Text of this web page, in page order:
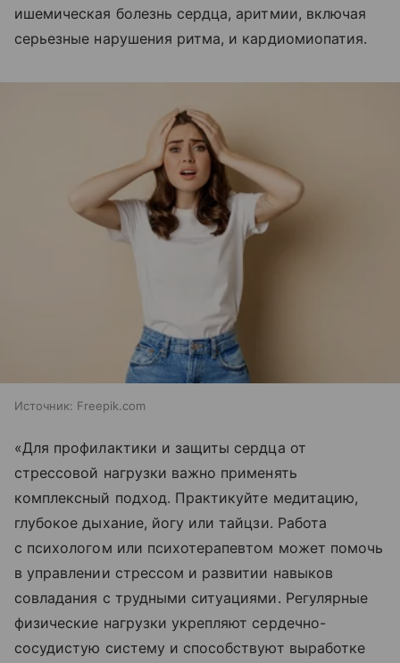
ишемическая болезнь сердца, аритмии, включая
серьезные нарушения ритма, и кардиомиопатия.
Источник: Freepik.com
«Для профилактики и защиты сердца от
стрессовой нагрузки важно применять
комплексный подход. Практикуйте медитацию,
глубокое дыхание, йогу или тайцзи. Работа
с психологом или психотерапевтом может помочь
в управлении стрессом и развитии навыков
совладания с трудными ситуациями. Регулярные
физические нагрузки укрепляют сердечно-
сосудистую систему и способствуют выработке